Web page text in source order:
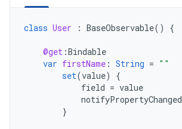
class User : BaseObservable() {
@get :Bindable
var firstName : String = ""
set(value)
{
field = value
notifyPropertyChanged
}